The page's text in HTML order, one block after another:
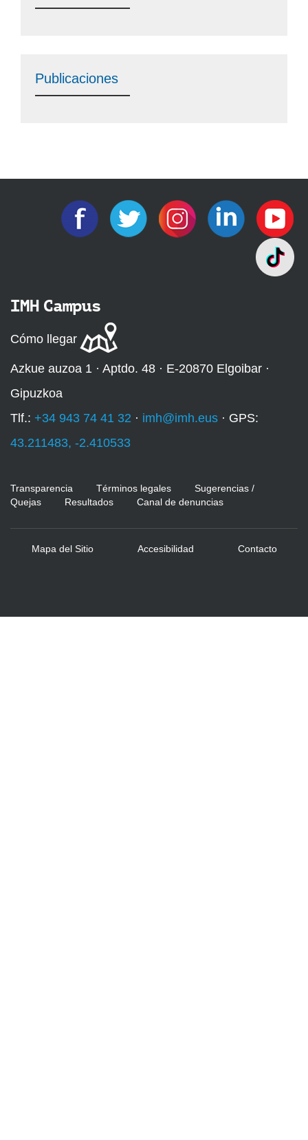
Publicaciones
IMH Campus
Cómo llegar
Azkue auzoa 1 · Aptdo. 48 · E-20870 Elgoibar ·
Gipuzkoa
Tlf.: +34 943 74 41 32 · imh@imh.eus · GPS:
43.211483, -2.410533
Transparencia Términos legales
Sugerencias /
Quejas
Resultados Canal de denuncias
Mapa del Sitio Accesibilidad Contacto